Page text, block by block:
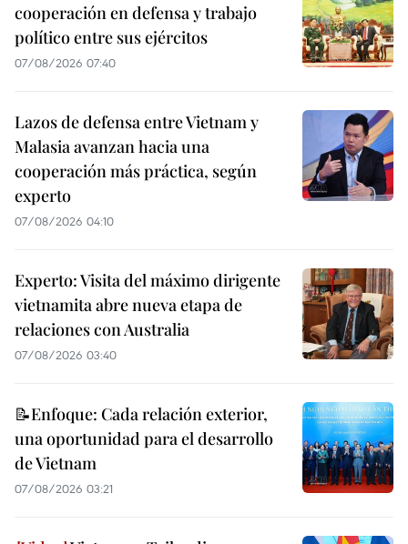
cooperación en defensa y trabajo
político entre sus ejércitos
07/08/2026 07:40
Lazos de defensa entre Vietnam y
Malasia avanzan hacia una
cooperación más práctica, según
experto
07/08/2026 04:10
Experto: Visita del máximo dirigente
vietnamita abre nueva etapa de
relaciones con Australia
07/08/2026 03:40
📝Enfoque: Cada relación exterior,
una oportunidad para el desarrollo
de Vietnam
07/08/2026 03:21